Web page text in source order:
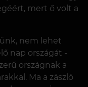
mert ő volt a
nem lehet
nap országát -
országnak a
Ma a zászló